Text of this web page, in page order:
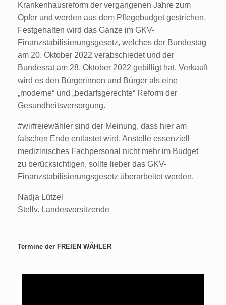
Krankenhausreform der vergangenen Jahre zum
Opfer und werden aus dem Pflegebudget gestrichen.
Festgehalten wird das Ganze im GKV-
Finanzstabilisierungsgesetz, welches der Bundestag
am 20. Oktober 2022 verabschiedet und der
Bundesrat am 28. Oktober 2022 gebilligt hat. Verkauft
wird es den Bürgerinnen und Bürger als eine
„moderne“ und „bedarfsgerechte“ Reform der
Gesundheitsversorgung.
#wirfreiewähler sind der Meinung, dass hier am
falschen Ende entlastet wird. Anstelle essenziell
medizinisches Fachpersonal nicht mehr im Budget
zu berücksichtigen, sollte lieber das GKV-
Finanzstabilisierungsgesetz überarbeitet werden.
Nadja Lützel
Stellv. Landesvorsitzende
Termine der FREIEN WÄHLER